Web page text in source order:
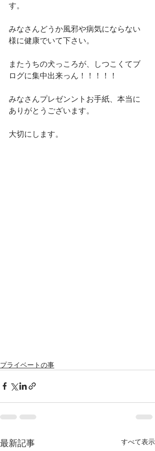
す。
みなさんどうか風邪や病気にならない
様に健康でいて下さい。
またうちの犬っころが、しつこくてブ
ログに集中出来っん！！！！！
みなさんプレゼンントお手紙、本当に
ありがとうございます。
大切にします。
プライベートの事
最新記事 すべて表示